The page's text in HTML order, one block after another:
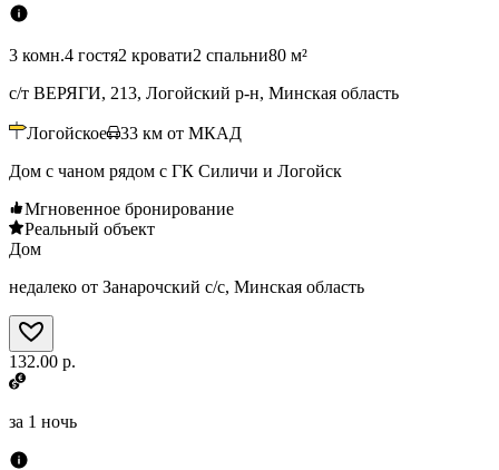
3 комн.4 гостя2 кровати2 спальни80 м²
с/т ВЕРЯГИ, 213, Логойский р-н, Минская область
Логойское 33 км от МКАД
Дом с чаном рядом с ГК Силичи и Логойск
Мгновенное бронирование
Реальный объект
Дом
недалеко от Занарочский с/с, Минская область
132.00 р.
за 1 ночь